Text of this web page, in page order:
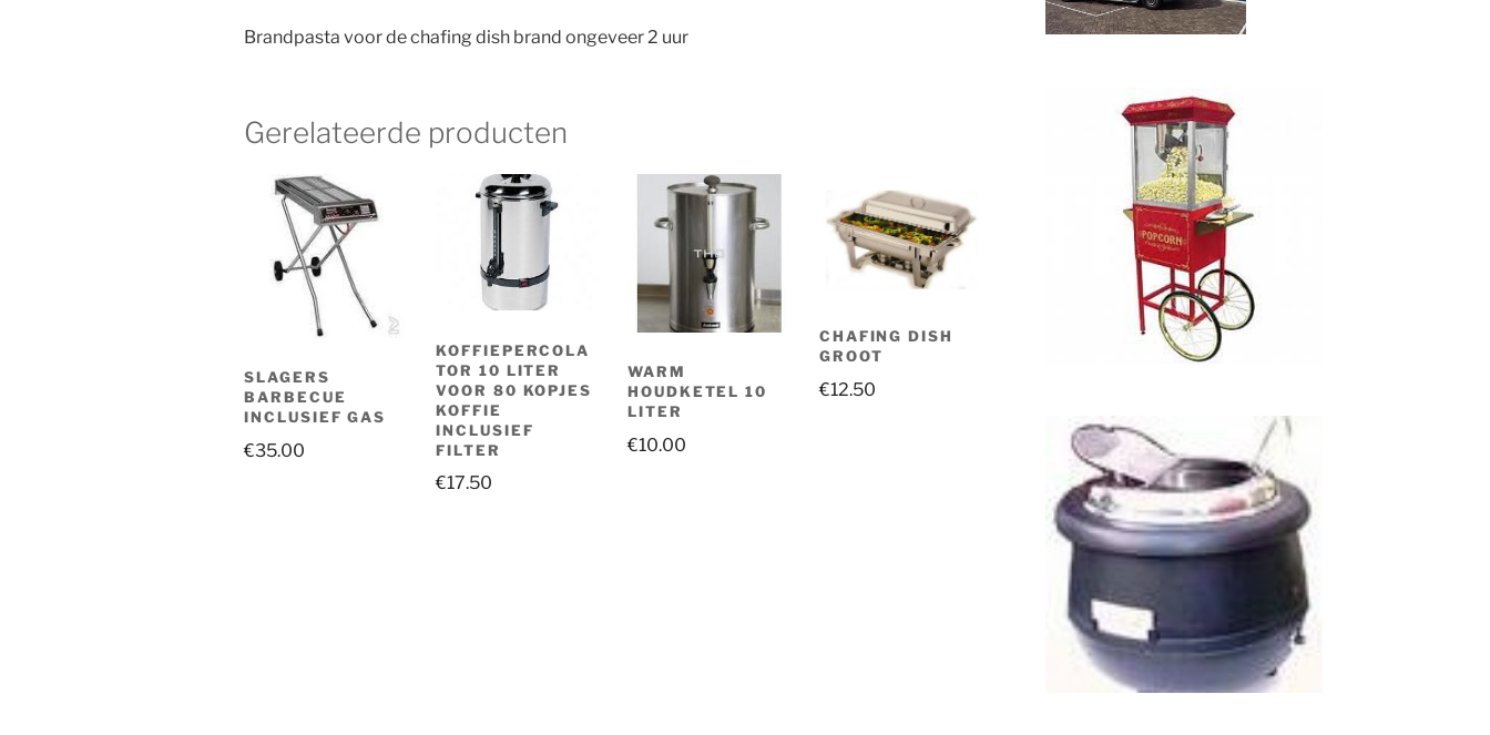
Brandpasta voor de chafing dish brand ongeveer 2 uur
Gerelateerde producten
SLAGERS
BARBECUE
INCLUSIEF GAS
€35.00
KOFFIEPERCOLA
TOR 10 LITER
VOOR 80 KOPJES
KOFFIE
INCLUSIEF
FILTER
€17.50
WARM
HOUDKETEL 10
LITER
€10.00
CHAFING DISH
GROOT
€12.50